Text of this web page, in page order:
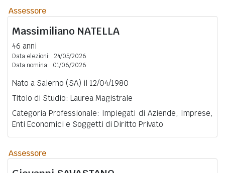
Assessore
Massimiliano NATELLA
46 anni
Data elezioni: 24/05/2026
Data nomina:
01/06/2026
Nato a Salerno (SA) il 12/04/1980
Titolo di Studio: Laurea Magistrale
Categoria Professionale: Impiegati di Aziende, Imprese,
Enti Economici e Soggetti di Diritto Privato
Assessore